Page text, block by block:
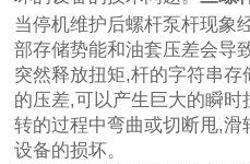
当停机维护后螺杆泵杆现象
部存储势能和油套压差会导
突然释放扭矩,杆的字符串
的压差,可以产生巨大的瞬
转的过程中弯曲或切断甩,
设备的损坏。